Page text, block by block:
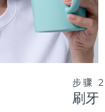
步骤
刷牙